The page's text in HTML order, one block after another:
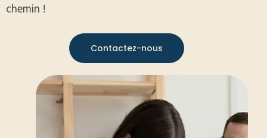
chemin !
Contactez-nous